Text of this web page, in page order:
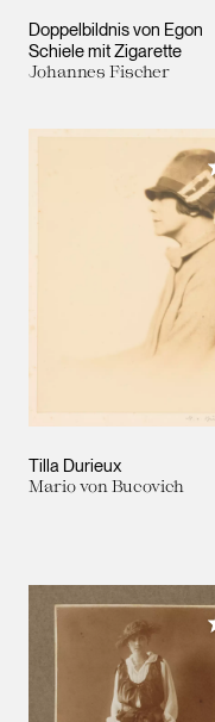
Doppelbildnis von Egon
Schiele mit Zigarette
Johannes Fischer
Tilla Durieux
Mario von Bucovich